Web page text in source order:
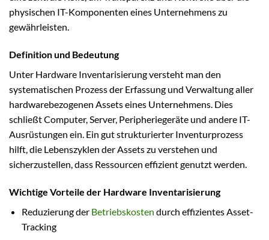
physischen IT-Komponenten eines Unternehmens zu
gewährleisten.
Definition und Bedeutung
Unter Hardware Inventarisierung versteht man den
systematischen Prozess der Erfassung und Verwaltung aller
hardwarebezogenen Assets eines Unternehmens. Dies
schließt Computer, Server, Peripheriegeräte und andere IT-
Ausrüstungen ein. Ein gut strukturierter Inventurprozess
hilft, die Lebenszyklen der Assets zu verstehen und
sicherzustellen, dass Ressourcen effizient genutzt werden.
Wichtige Vorteile der Hardware Inventarisierung
Reduzierung der Betriebskosten durch effizientes Asset-
Tracking